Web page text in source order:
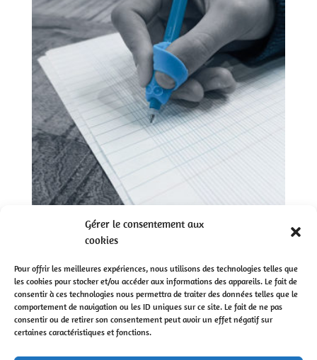
Gérer le consentement aux
cookies
Pour offrir les meilleures expériences, nous utilisons des technologies telles que
les cookies pour stocker et/ou accéder aux informations des appareils. Le fait de
consentir à ces technologies nous permettra de traiter des données telles que le
comportement de navigation ou les ID uniques sur ce site. Le fait de ne pas
consentir ou de retirer son consentement peut avoir un effet négatif sur
certaines caractéristiques et fonctions.
Guide-doigts Hibou (lot de 3)
€12,00
© Rééduque-ton-écriture | Conception :
C.G.V